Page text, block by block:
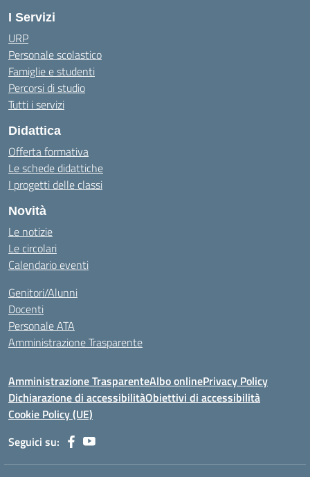
I Servizi
URP
Personale scolastico
Famiglie e studenti
Percorsi di studio
Tutti i servizi
Didattica
Offerta formativa
Le schede didattiche
I progetti delle classi
Novità
Le notizie
Le circolari
Calendario eventi
Genitori/Alunni
Docenti
Personale ATA
Amministrazione Trasparente
Amministrazione TrasparenteAlbo onlinePrivacy Policy
Dichiarazione di accessibilitàObiettivi di accessibilità
Cookie Policy (UE)
Seguici su: